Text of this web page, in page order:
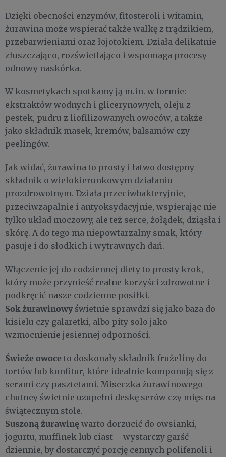
Dzięki obecności enzymów, fitosteroli i witamin,
żurawina może wspierać także walkę z trądzikiem,
przebarwieniami oraz łojotokiem. Działa delikatnie
złuszczająco, rozświetlająco i wspomaga procesy
odnowy naskórka.
W kosmetykach spotkamy ją m.in. w formie:
ekstraktów wodnych i glicerynowych, oleju z
pestek, pudru z liofilizowanych owoców, a także
jako składnik masek, kremów, balsamów czy
peelingów.
Jak widać, żurawina to prosty i łatwo dostępny
składnik o wielokierunkowym działaniu
prozdrowotnym. Działa przeciwbakteryjnie,
przeciwzapalnie i antyoksydacyjnie, wspierając nie
tylko układ moczowy, ale też serce, żołądek, dziąsła i
skórę. A do tego ma niepowtarzalny smak, który
pasuje i do słodkich i wytrawnych dań.
Włączenie jej do codziennej diety to prosty krok,
który może przynieść realne korzyści zdrowotne i
podkręcić nasze codzienne posiłki.
Sok żurawinowyświetnie sprawdzi się jako baza do
kisielu czy galaretki, albo pity solo jako
wzmocnienie jesiennej odporności.
Świeże owoce to doskonały składnik frużeliny do
tortów lub konfitur, które idealnie komponują się z
serami czy pasztetami. Miseczka żurawinowego
chutney świetnie uzupełni deskę serów czy mięs na
świątecznym stole.
Suszoną żurawinę warto dorzucić do owsianki,
jogurtu, muffinek lub ciast – wystarczy garść
dziennie, by dostarczyć porcję cennych polifenoli i